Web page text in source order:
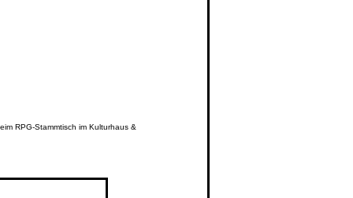
RPG-Stammtisch im Kulturhaus &